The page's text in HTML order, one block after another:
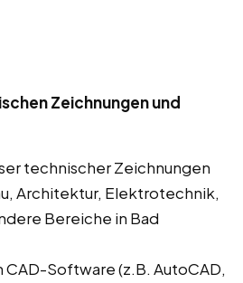
Zeichnungen und
technischer Zeichnungen
Architektur, Elektrotechnik,
Bereiche in Bad
CAD-Software (z.B. AutoCAD,